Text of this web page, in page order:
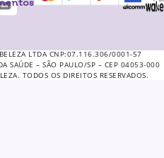
BELEZA LTDA CNP:07.116.306/0001-57
SAÚDE – SÃO PAULO/SP – CEP 04053-000
TODOS OS DIREITOS RESERVADOS.